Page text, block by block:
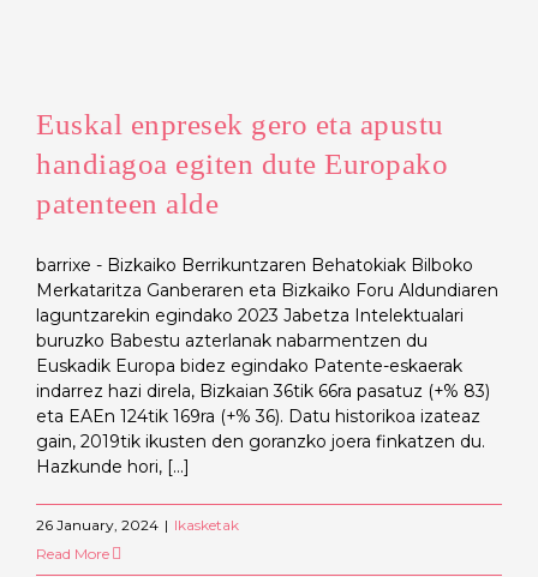
Euskal enpresek gero eta apustu
handiagoa egiten dute Europako
patenteen alde
barrixe - Bizkaiko Berrikuntzaren Behatokiak Bilboko
Merkataritza Ganberaren eta Bizkaiko Foru Aldundiaren
laguntzarekin egindako 2023 Jabetza Intelektualari
buruzko Babestu azterlanak nabarmentzen du
Euskadik Europa bidez egindako Patente-eskaerak
indarrez hazi direla, Bizkaian 36tik 66ra pasatuz (+% 83)
eta EAEn 124tik 169ra (+% 36). Datu historikoa izateaz
gain, 2019tik ikusten den goranzko joera finkatzen du.
Hazkunde hori, [...]
26 January, 2024 | Ikasketak
Read More